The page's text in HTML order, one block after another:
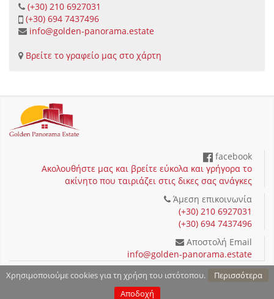
Χρησιμοποιούμε cookies για τη χρήση του ιστότοπου.
Περισσότερα
Αποδοχή
(+30) 210 6927031
(+30) 694 7437496
info@golden-panorama.estate
Βρείτε το γραφείο μας στο χάρτη
facebook
Ακολουθήστε μας και βρείτε εύκολα και γρήγορα το
ακίνητο που ταιριάζει στις δικες σας ανάγκες
Άμεση επικοινωνία
(+30) 210 6927031
(+30) 694 7437496
Αποστολή Email
info@golden-panorama.estate
Όροι χρήσης και Προστασία προσωπικών δεδομένων
Copyright 2026 by Golden Panorama Estate - Powered by